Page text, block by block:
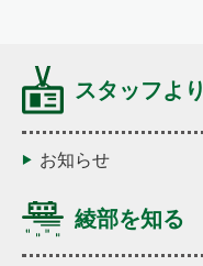
スタッフより
お知らせ
綾部を知る